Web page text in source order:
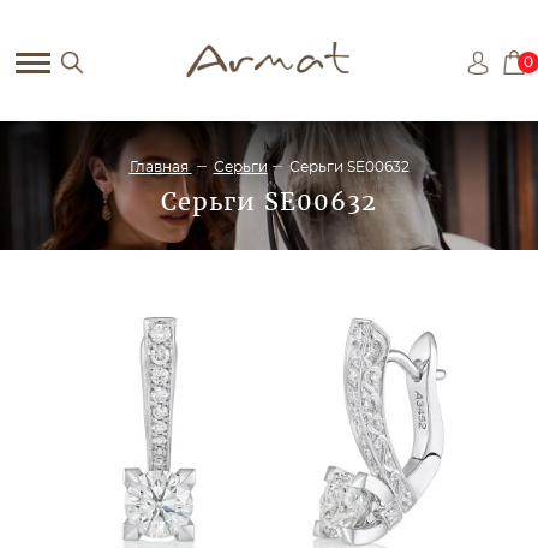
0
Главная Серьги Серьги SE00632
Серьги SE00632